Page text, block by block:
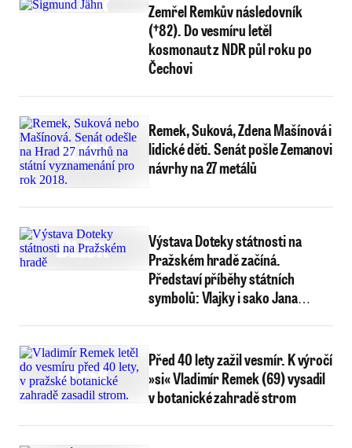
Zemřel Remkův následovník
(†82). Do vesmíru letěl
kosmonaut z NDR půl roku po
Čechovi
Remek, Suková, Zdena Mašínová i
lidické děti. Senát pošle Zemanovi
návrhy na 27 metálů
Výstava Doteky státnosti na
Pražském hradě začíná.
Představí příběhy státních
symbolů: Vlajky i sako Jana
Před 40 lety zažil vesmír. K výročí
»si« Vladimír Remek (69) vysadil
v botanické zahradě strom